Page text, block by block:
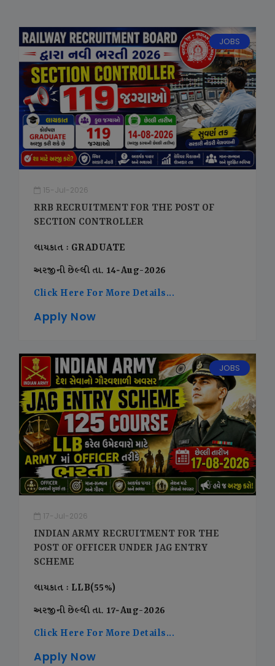
JOBS
15-Jul-2026
RRB RECRUITMENT FOR THE POST OF
SECTION CONTROLLER
લાયકાત : GRADUATE
અરજીની છેલ્લી તા. 14-Aug-2026
Click Here For More Details...
Apply Now
JOBS
17-Jul-2026
INDIAN ARMY RECRUITMENT FOR THE
POST OF OFFICER UNDER JAG ENTRY
SCHEME
લાયકાત : LLB(55%)
અરજીની છેલ્લી તા. 17-Aug-2026
Click Here For More Details...
Apply Now